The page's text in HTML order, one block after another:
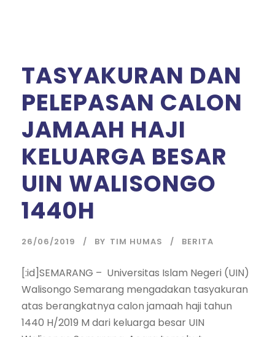
TASYAKURAN DAN
PELEPASAN CALON
JAMAAH HAJI
KELUARGA BESAR
UIN WALISONGO
1440H
26/06/2019 BY TIM HUMAS BERITA
[:id]SEMARANG – Universitas Islam Negeri (UIN)
Walisongo Semarang mengadakan tasyakuran
atas berangkatnya calon jamaah haji tahun
1440 H/2019 M dari keluarga besar UIN